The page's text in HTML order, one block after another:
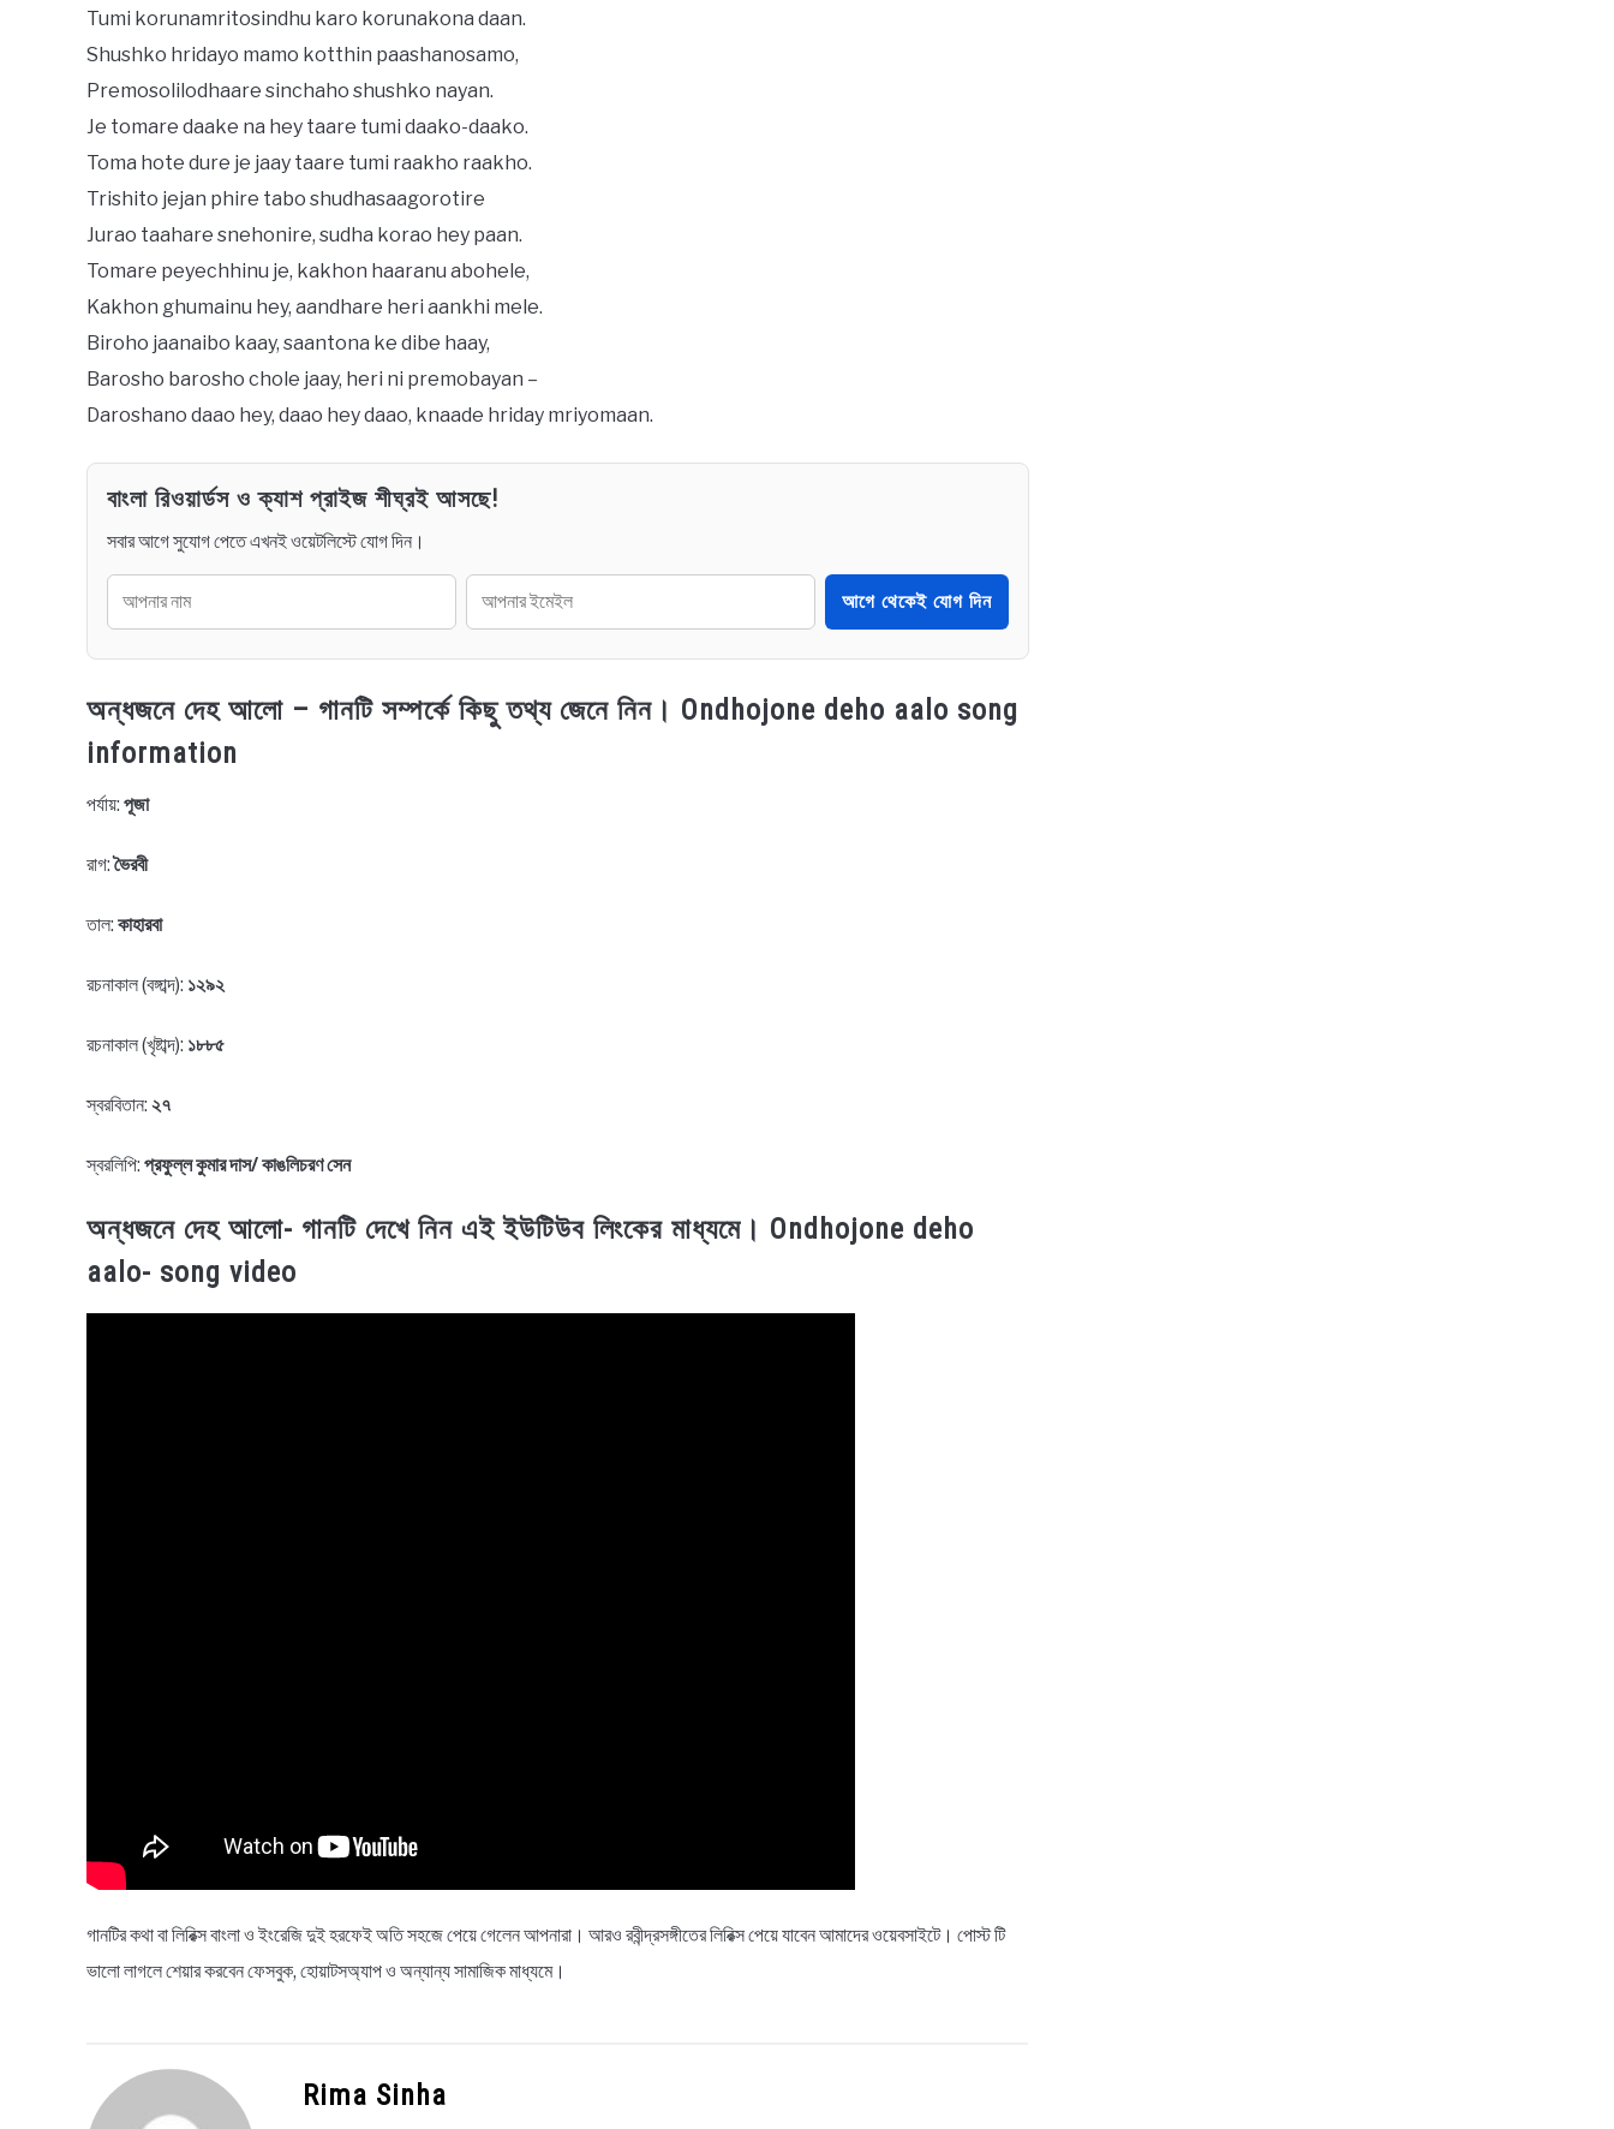
Tumi korunamritosindhu karo korunakona daan.
Shushko hridayo mamo kotthin paashanosamo,
Premosolilodhaare sinchaho shushko nayan.
Je tomare daake na hey taare tumi daako-daako.
Toma hote dure je jaay taare tumi raakho raakho.
Trishito jejan phire tabo shudhasaagorotire
Jurao taahare snehonire, sudha korao hey paan.
Tomare peyechhinu je, kakhon haaranu abohele,
Kakhon ghumainu hey, aandhare heri aankhi mele.
Biroho jaanaibo kaay, saantona ke dibe haay,
Barosho barosho chole jaay, heri ni premobayan –
Daroshano daao hey, daao hey daao, knaade hriday mriyomaan.
বাংলা রিওয়ার্ডস ও ক্যাশ প্রাইজ শীঘ্রই আসছে!
সবার আগে সুযোগ পেতে এখনই ওয়েটলিস্টে যোগ দিন।
আগে থেকেই যোগ দিন
অন্ধজনে দেহ আলো – গানটি সম্পর্কে কিছু তথ্য জেনে নিন। Ondhojone deho aalo song
information
পর্যায়: পূজা
রাগ:ভৈরবী
তাল: কাহারবা
রচনাকাল (বঙ্গাব্দ): ১২৯২
রচনাকাল (খৃষ্টাব্দ): ১৮৮৫
স্বরবিতান: ২৭
স্বরলিপি: প্রফুল্ল কুমার দাস/ কাঙলিচরণ সেন
অন্ধজনে দেহ আলো- গানটি দেখে নিন এই ইউটিউব লিংকের মাধ্যমে। Ondhojone deho
aalo- song video
গানটির কথা বা লিরিক্স বাংলা ও ইংরেজি দুই হরফেই অতি সহজে পেয়ে গেলেন আপনারা। আরও রবীন্দ্রসঙ্গীতের লিরিক্স পেয়ে যাবেন আমাদের ওয়েবসাইটে। পোস্ট টি
ভালো লাগলে শেয়ার করবেন ফেসবুক, হোয়াটসঅ্যাপ ও অন্যান্য সামাজিক মাধ্যমে।
Rima Sinha